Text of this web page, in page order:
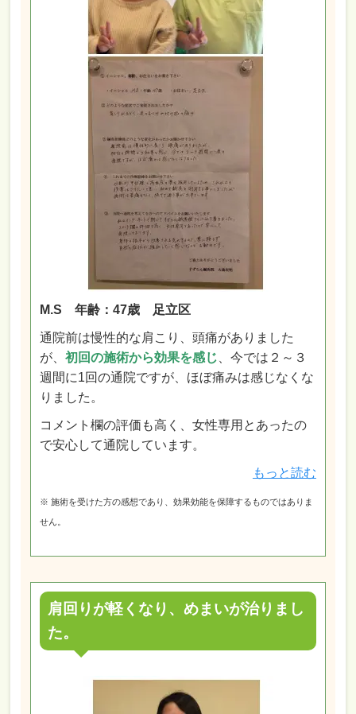
M.S 年齢：47歳 足立区
通院前は慢性的な肩こり、頭痛がありました
が、初回の施術から効果を感じ 、今では２～３
週間に1回の通院ですが、ほぼ痛みは感じなくな
りました。
コメント欄の評価も高く、女性専用とあったの
で安心して通院しています。
もっと読む
※ 施術を受けた方の感想であり、効果効能を保障するものではありま
せん。
肩回りが軽くなり、めまいが治りまし
た。